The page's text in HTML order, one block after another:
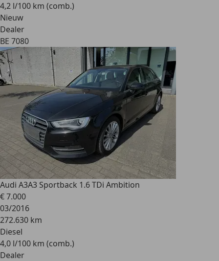
4,2 l/100 km (comb.)
Nieuw
Dealer
BE 7080
Audi A3A3 Sportback 1.6 TDi Ambition
€ 7.000
03/2016
272.630 km
Diesel
4,0 l/100 km (comb.)
Dealer